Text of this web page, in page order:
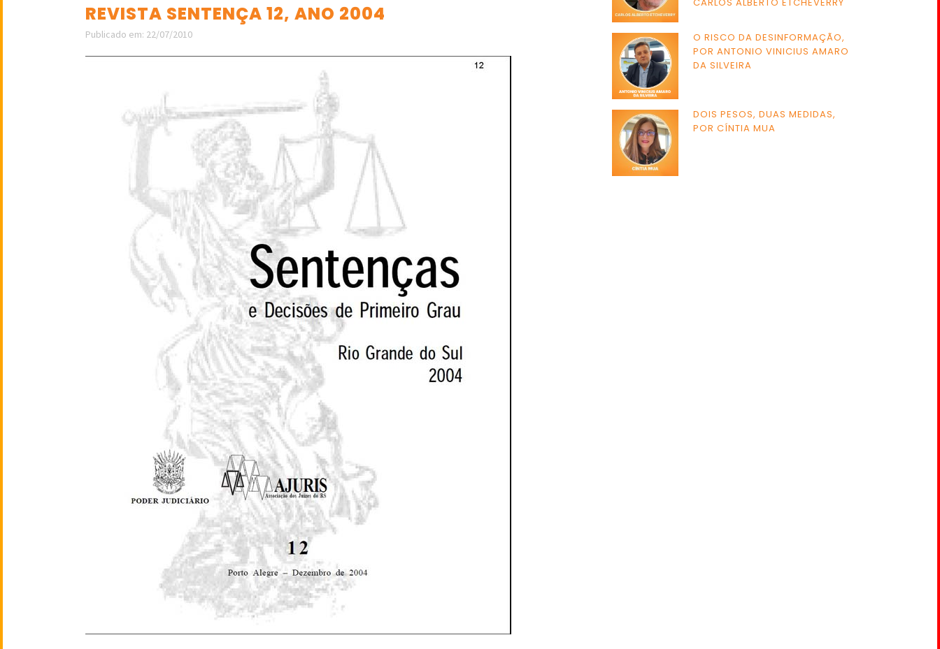
REVISTA SENTENÇA 12, ANO 2004
Publicado em: 22/07/2010
O RISCO DA DESINFORMAÇÃO,
POR ANTONIO VINICIUS AMARO
DA SILVEIRA
DOIS PESOS, DUAS MEDIDAS,
POR CÍNTIA MUA